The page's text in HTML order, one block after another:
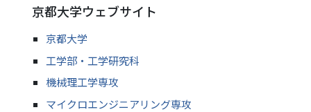
京都大学ウェブサイト
京都大学
工学部・工学研究科
機械理工学専攻
マイクロエンジニアリング専攻